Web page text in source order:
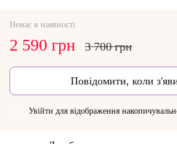
Немає в наявності
2 590 грн 3 700 грн
Повідомити, коли
Увійти для відображення